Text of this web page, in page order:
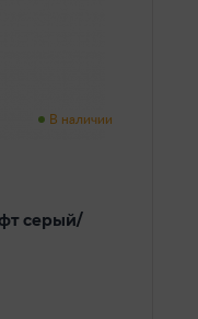
В наличии
серый/